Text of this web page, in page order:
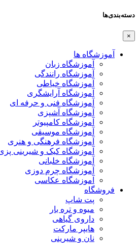
دسته‌بندی‌ها
×
آموزشگاه ها
آموزشگاه زبان
آموزشگاه رانندگی
آموزشگاه خیاطی
آموزشگاه آرایشگری
آموزشگاه فنی و حرفه ای
آموزشگاه آشپزی
آموزشگاه کامپیوتر
آموزشگاه موسیقی
آموزشگاه فرهنگی و هنری
آموزشگاه کیک و شیرینی پزی
آموزشگاه خلبانی
آموزشگاه چرم دوزی
آموزشگاه عکاسی
فروشگاه
پت شاپ
میوه و تره بار
داروی گیاهی
هایپر مارکت
نان و شیرینی